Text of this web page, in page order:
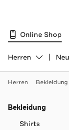
Online Shop
Abteilung
Herren Neu
Herren Bekleidung
Navigation
Bekleidung
Shirts